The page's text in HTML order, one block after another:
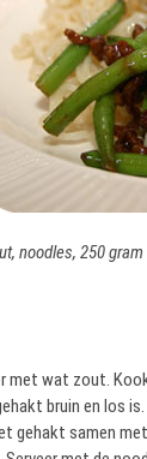
noodles, 250
wat zout.
bruin en los is.
gehakt samen